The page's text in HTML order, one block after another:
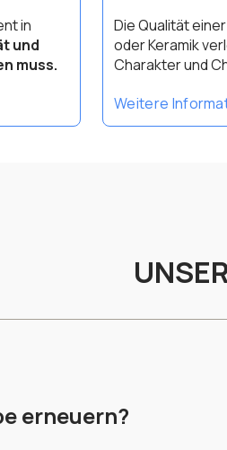
in
und
muss.
Die Qualität
oder Keramik
Charakter und
Weitere
erneuern?